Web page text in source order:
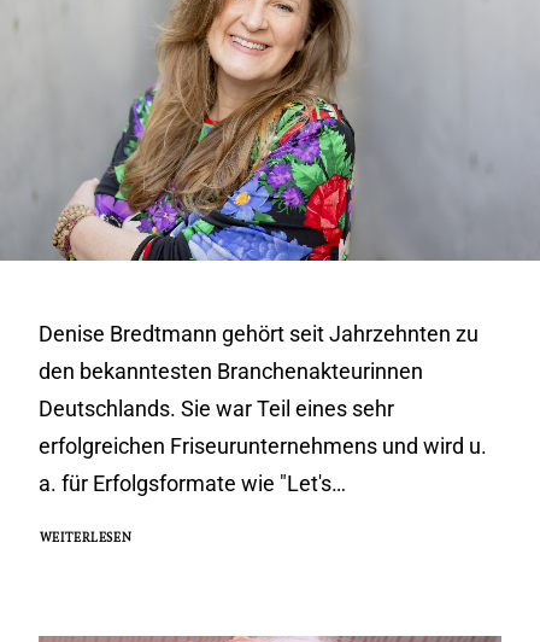
Denise Bredtmann gehört seit Jahrzehnten zu
den bekanntesten Branchenakteurinnen
Deutschlands. Sie war Teil eines sehr
erfolgreichen Friseurunternehmens und wird u.
a. für Erfolgsformate wie "Let's…
WEITERLESEN